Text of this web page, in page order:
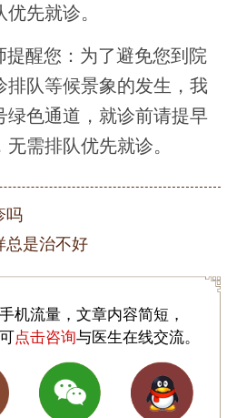
先就诊。
提醒您：为了避免您到院
排队等候景象的发生，我
绿色通道，就诊前请提早
需排队优先就诊。
吗
总是治不好
机流量，文章内容简短，
点击咨询与医生在线交流。